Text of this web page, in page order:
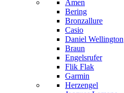
Amen
Bering
Bronzallure
Casio
Daniel Wellington
Braun
Engelsrufer
Flik Flak
Garmin
Herzengel